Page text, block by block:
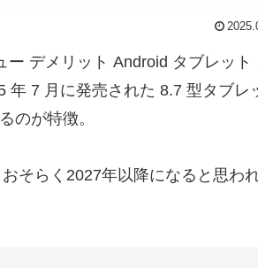
デメリット Android タブレット
7 月に発売された 8.7 型タブレ
のが特徴。
そらく2027年以降になると思わ